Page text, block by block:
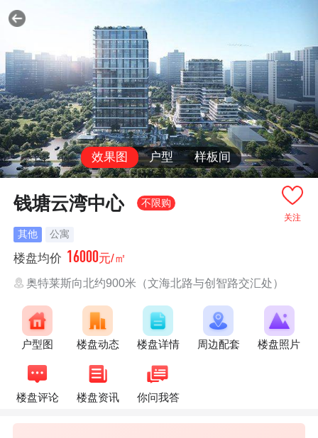
效果图 户型 样板间
关注
钱塘云湾中心 不限购
其他 公寓
楼盘均价 16000元/㎡
奥特莱斯向北约900米（文海北路与创智路交汇处）
户型图 楼盘动态 楼盘详情 周边配套 楼盘照片
楼盘评论 楼盘资讯 你问我答